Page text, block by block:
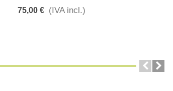
75,00 € (IVA incl.)